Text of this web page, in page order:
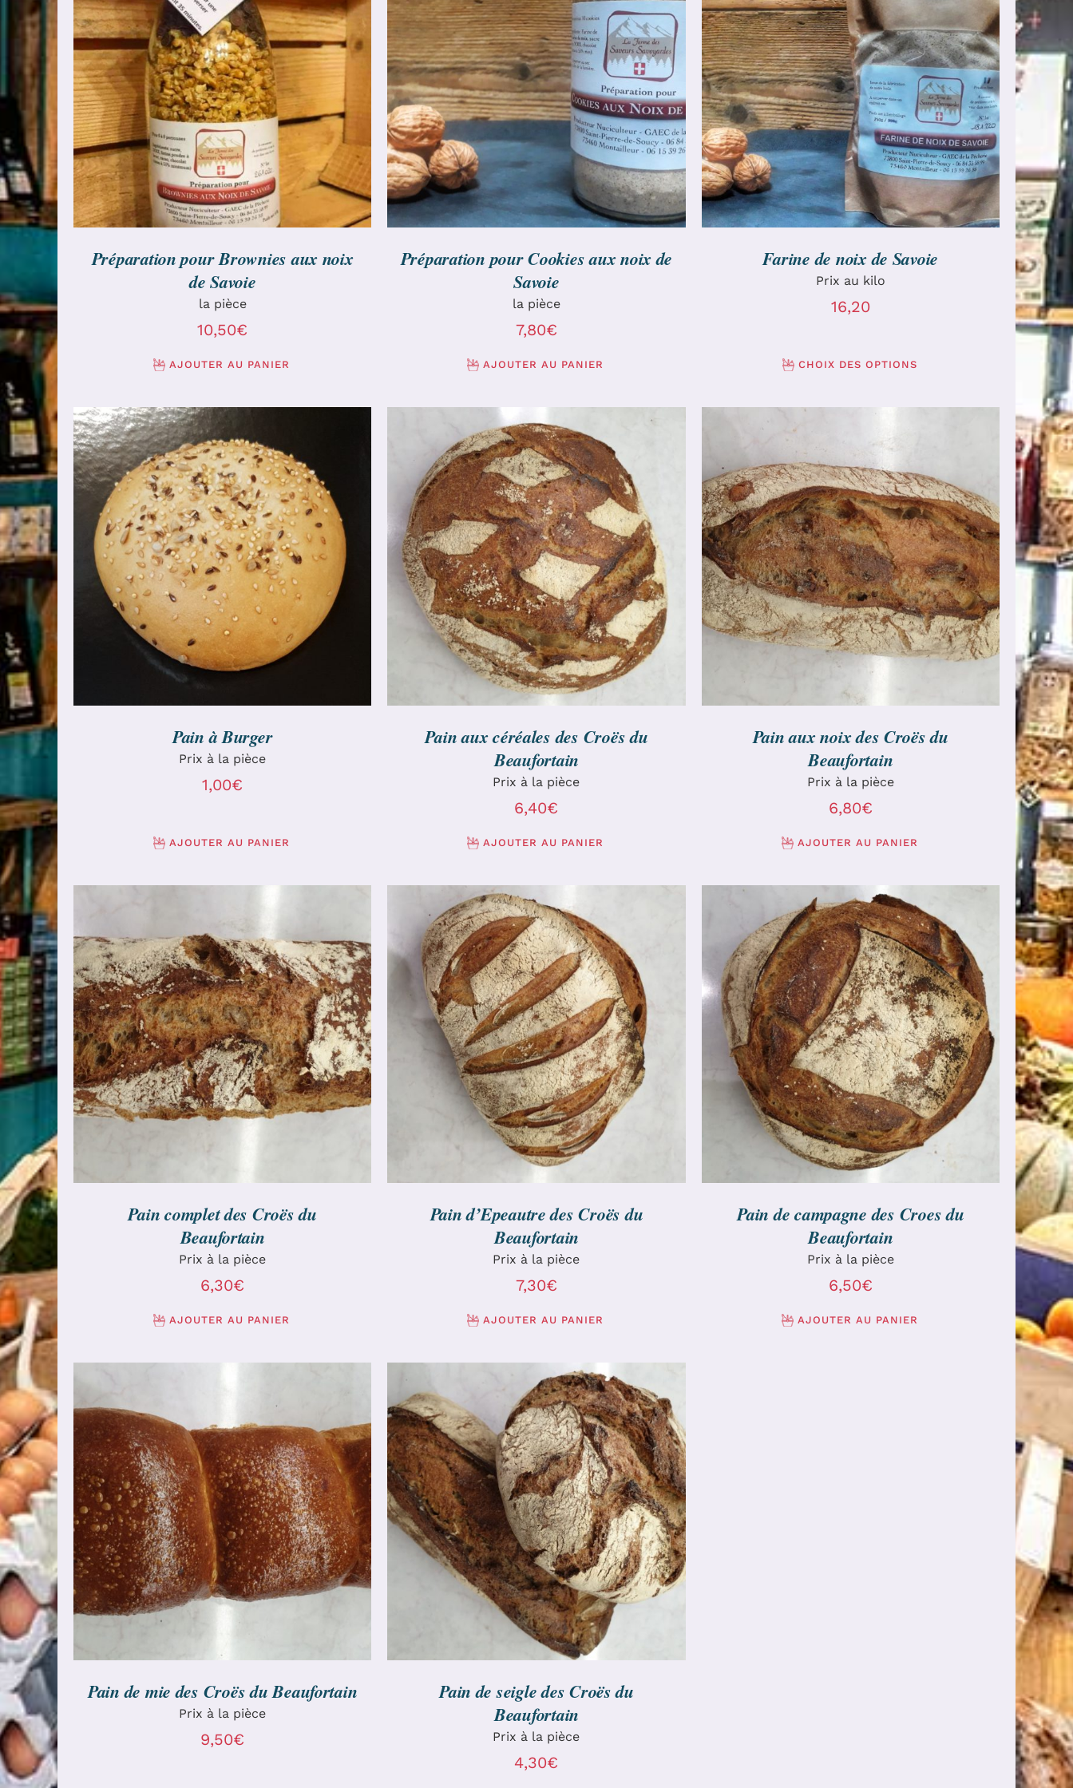
AJOUTER AU PANIER / DÉTAILS
Préparation pour Brownies aux noix
de Savoie
la pièce
10,50€
AJOUTER AU PANIER
AJOUTER AU PANIER / DÉTAILS
Préparation pour Cookies aux noix de
Savoie
la pièce
7,80€
AJOUTER AU PANIER
CHOIX DES OPTIONS / DÉTAILS
Farine de noix de Savoie
Prix au kilo
16,20
CHOIX DES OPTIONS
AJOUTER AU PANIER / DÉTAILS
Pain à Burger
Prix à la pièce
1,00€
AJOUTER AU PANIER
AJOUTER AU PANIER / DÉTAILS
Pain aux céréales des Croës du
Beaufortain
Prix à la pièce
6,40€
AJOUTER AU PANIER
AJOUTER AU PANIER / DÉTAILS
Pain aux noix des Croës du
Beaufortain
Prix à la pièce
6,80€
AJOUTER AU PANIER
AJOUTER AU PANIER / DÉTAILS
Pain complet des Croës du
Beaufortain
Prix à la pièce
6,30€
AJOUTER AU PANIER
AJOUTER AU PANIER / DÉTAILS
Pain d’Epeautre des Croës du
Beaufortain
Prix à la pièce
7,30€
AJOUTER AU PANIER
AJOUTER AU PANIER / DÉTAILS
Pain de campagne des Croes du
Beaufortain
Prix à la pièce
6,50€
AJOUTER AU PANIER
AJOUTER AU PANIER / DÉTAILS
Pain de mie des Croës du Beaufortain
Prix à la pièce
9,50€
AJOUTER AU PANIER / DÉTAILS
Pain de seigle des Croës du
Beaufortain
Prix à la pièce
4,30€